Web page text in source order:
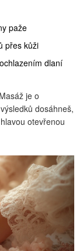
paže
přes kůži
dlaní
je o
dosáhneš,
otevřenou